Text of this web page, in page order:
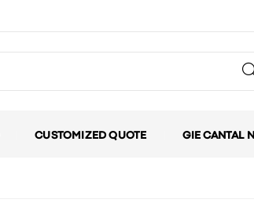
CUSTOMIZED QUOTE GIE CANTAL